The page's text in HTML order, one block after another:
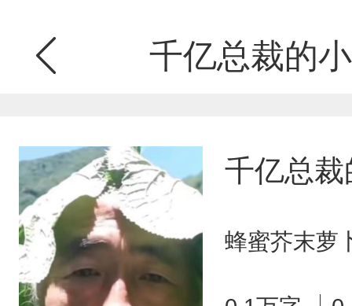
千亿总裁的
千亿总
蜂蜜芥末萝